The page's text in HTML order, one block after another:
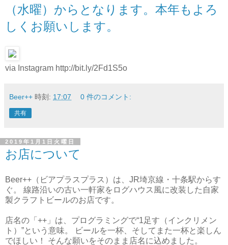
（水曜）からとなります。本年もよろ
しくお願いします。
via Instagram http://bit.ly/2Fd1S5o
Beer++ 時刻: 17:07 0 件のコメント:
共有
2019年1月1日火曜日
お店について
Beer++（ビアプラスプラス）は、JR埼京線・十条駅からす
ぐ。 線路沿いの古い一軒家をログハウス風に改装した自家
製クラフトビールのお店です。
店名の「++」は、プログラミングで“1足す（インクリメン
ト）”という意味。 ビールを一杯、そしてまた一杯と楽しん
でほしい！ そんな願いをそのまま店名に込めました。